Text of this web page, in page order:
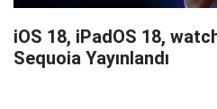
iOS 18, iPadOS 18,
Sequoia Yayınlandı